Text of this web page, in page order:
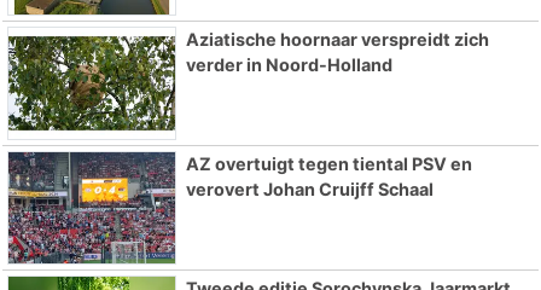
Aziatische hoornaar verspreidt zich
verder in Noord-Holland
AZ overtuigt tegen tiental PSV en
verovert Johan Cruijff Schaal